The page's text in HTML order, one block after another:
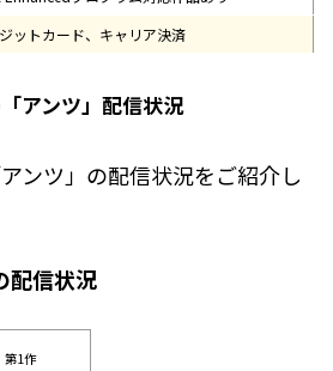
ットカード、キャリア決済
アンツ」配信状況
ンツ」の配信状況をご紹介し
配信状況
第1作